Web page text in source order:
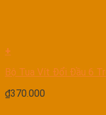
+
Bộ Tua Vít Đổi Đầu 6
₫370.000